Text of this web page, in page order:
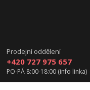
Prodejní oddělení
+420 727 975 657
PO-PÁ 8:00-18:00 (info linka)